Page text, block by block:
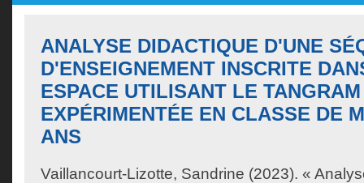
ANALYSE DIDACTIQUE D'UNE
D'ENSEIGNEMENT INSCRITE
ESPACE UTILISANT LE TANGRAM
EXPÉRIMENTÉE EN CLASSE DE
ANS
Vaillancourt-Lizotte, Sandrine (2023). «